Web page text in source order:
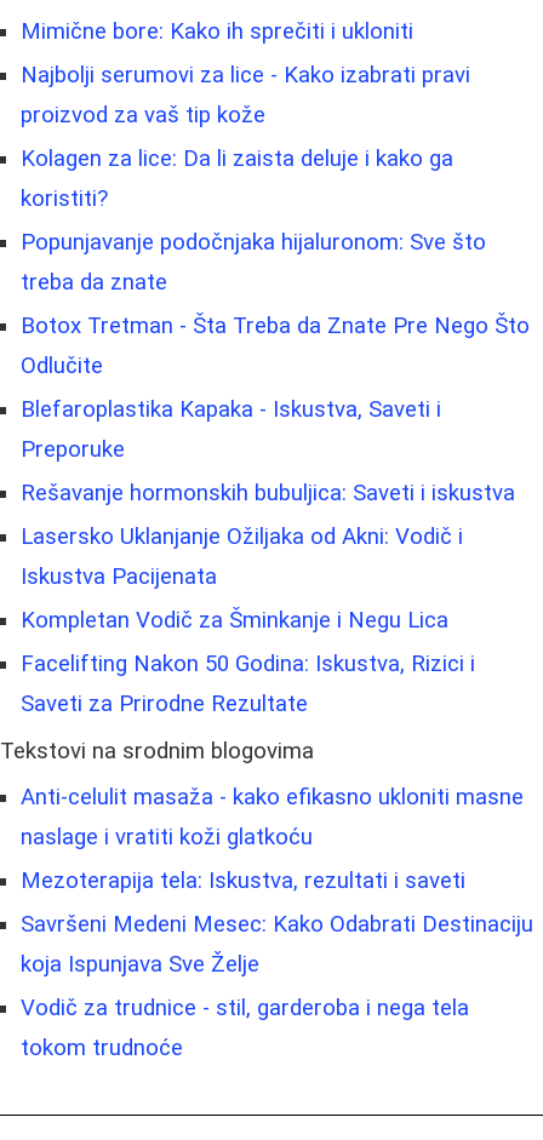
Mimične bore: Kako ih sprečiti i ukloniti
Najbolji serumovi za lice - Kako izabrati pravi
proizvod za vaš tip kože
Kolagen za lice: Da li zaista deluje i kako ga
koristiti?
Popunjavanje podočnjaka hijaluronom: Sve što
treba da znate
Botox Tretman - Šta Treba da Znate Pre Nego Što
Odlučite
Blefaroplastika Kapaka - Iskustva, Saveti i
Preporuke
Rešavanje hormonskih bubuljica: Saveti i iskustva
Lasersko Uklanjanje Ožiljaka od Akni: Vodič i
Iskustva Pacijenata
Kompletan Vodič za Šminkanje i Negu Lica
Facelifting Nakon 50 Godina: Iskustva, Rizici i
Saveti za Prirodne Rezultate
Tekstovi na srodnim blogovima
Anti-celulit masaža - kako efikasno ukloniti masne
naslage i vratiti koži glatkoću
Mezoterapija tela: Iskustva, rezultati i saveti
Savršeni Medeni Mesec: Kako Odabrati Destinaciju
koja Ispunjava Sve Želje
Vodič za trudnice - stil, garderoba i nega tela
tokom trudnoće